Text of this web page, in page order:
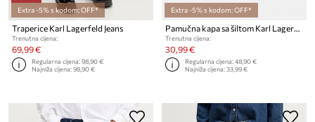
Extra -5% s kodom: OFF*
Traperice Karl Lagerfeld Jeans
Trenutna cijena:
69,99 €
Regularna cijena:98,90 €
Najniža cijena:98,90 €
Extra -5% s kodom: OFF*
Pamučna kapa sa šiltom Karl Lagerfeld Jeans
Trenutna cijena:
30,99 €
Regularna cijena:48,90 €
Najniža cijena:33,99 €